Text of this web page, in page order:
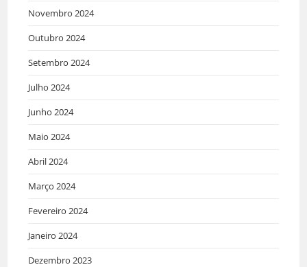
Novembro 2024
Outubro 2024
Setembro 2024
Julho 2024
Junho 2024
Maio 2024
Abril 2024
Março 2024
Fevereiro 2024
Janeiro 2024
Dezembro 2023